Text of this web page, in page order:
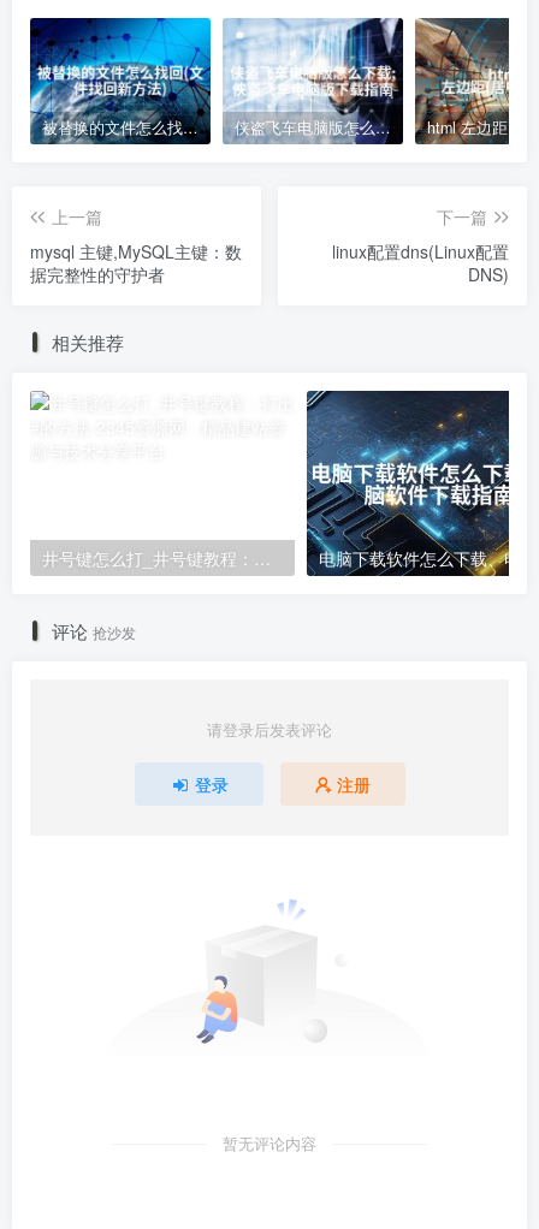
被替换的文件怎么找回(文件找回新方法) 侠盗飞车电脑版怎么下载;侠盗飞车电脑版下载指南
上一篇
mysql 主键,MySQL主键：数
据完整性的守护者
下一篇
linux配置dns(Linux配置
DNS)
相关推荐
井号键怎么打_井号键教程：打出#的方法
评论 抢沙发
请登录后发表评论
登录 注册
暂无评论内容